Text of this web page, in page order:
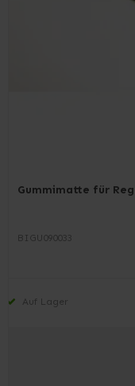
Gummimatte für
BIGU090033
Auf Lager